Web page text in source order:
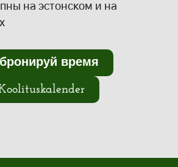
на эстонском и на
время